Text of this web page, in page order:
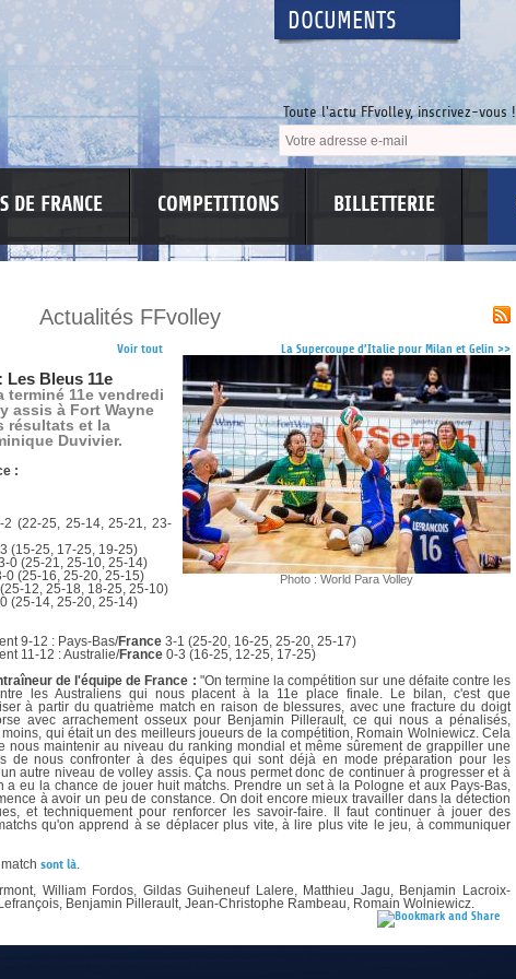
DOCUMENTS
Toute l'actu FFvolley, inscrivez-vous !
DE FRANCE COMPETITIONS BILLETTERIE
INFORMATIONS CORONAVIRUS
DOCUMENTS UTILES
SITUATION SANITAIRE
COVID-19
CLIQUEZ ICI
Actualités FFvolley
Voir tout La Supercoupe d’Italie pour Milan et Gelin >>
Photo : World Para Volley
Les Bleus 11e
terminé 11e vendredi
assis à Fort Wayne
résultats et la
Duvivier.
:
2 (22-25, 25-14, 25-21, 23-
(15-25, 17-25, 19-25)
0 (25-21, 25-10, 25-14)
0 (25-16, 25-20, 25-15)
12, 25-18, 18-25, 25-10)
(25-14, 25-20, 25-14)
9-12 : Pays-Bas/France 3-1 (25-20, 16-25, 25-20, 25-17)
11-12 : Australie/France 0-3 (16-25, 12-25, 17-25)
de l'équipe de France : "On termine la compétition sur une défaite contre les
les Australiens qui nous placent à la 11e place finale. Le bilan, c'est que
à partir du quatrième match en raison de blessures, avec une fracture du doigt
avec arrachement osseux pour Benjamin Pillerault, ce qui nous a pénalisés,
qui était un des meilleurs joueurs de la compétition, Romain Wolniewicz. Cela
nous maintenir au niveau du ranking mondial et même sûrement de grappiller une
de nous confronter à des équipes qui sont déjà en mode préparation pour les
autre niveau de volley assis. Ça nous permet donc de continuer à progresser et à
a eu la chance de jouer huit matchs. Prendre un set à la Pologne et aux Pays-Bas,
à avoir un peu de constance. On doit encore mieux travailler dans la détection
et techniquement pour renforcer les savoir-faire. Il faut continuer à jouer des
qu'on apprend à se déplacer plus vite, à lire plus vite le jeu, à communiquer
sont là.
William Fordos, Gildas Guiheneuf Lalere, Matthieu Jagu, Benjamin Lacroix-
Benjamin Pillerault, Jean-Christophe Rambeau, Romain Wolniewicz.